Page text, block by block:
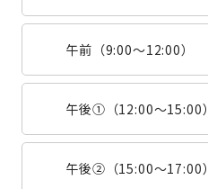
午前（9:00〜12:00）
午後①（12:00〜15:00）
午後②（15:00〜17:00）